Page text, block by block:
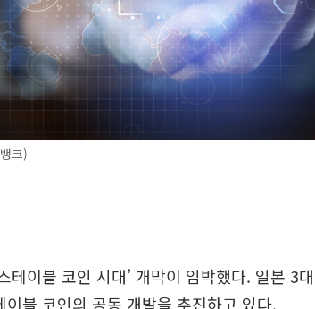
크)
테이블 코인 시대’ 개막이 임박했다. 일본 3
이블 코인의 공동 개발을 추진하고 있다.